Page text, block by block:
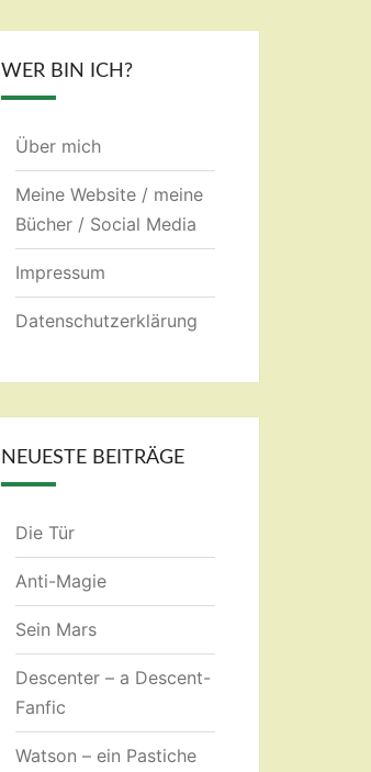
WER BIN ICH?
Über mich
Meine Website / meine
Bücher / Social Media
Impressum
Datenschutzerklärung
NEUESTE BEITRÄGE
Die Tür
Anti-Magie
Sein Mars
Descenter – a Descent-
Fanfic
Watson – ein Pastiche